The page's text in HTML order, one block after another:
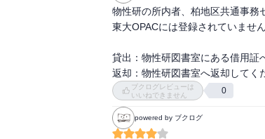
物性研の所内者、柏地区共通事務
東大OPACには登録されていません
貸出：物性研図書室にある借用証
返却：物性研図書室へ返却してく
ブクログレビューは
いいねできません
0
powered by ブクログ